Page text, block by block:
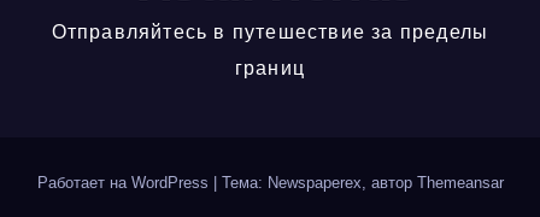
Отправляйтесь в путешествие за пределы
границ
Работает на WordPress Тема: Newspaperex, автор Themeansar